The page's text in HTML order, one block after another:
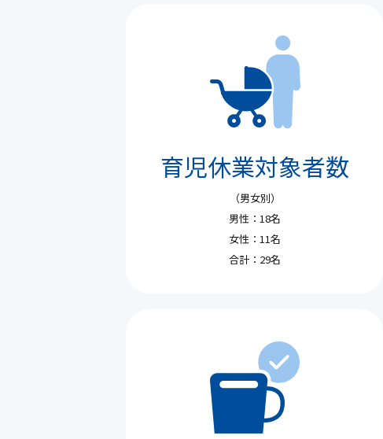
育児休業対象者数
（男女別）
男性：18名
女性：11名
合計：29名